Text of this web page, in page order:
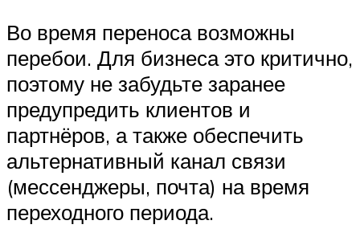
Во время переноса возможны
перебои. Для бизнеса это критично,
поэтому не забудьте заранее
предупредить клиентов и
партнёров, а также обеспечить
альтернативный канал связи
(мессенджеры, почта) на время
переходного периода.